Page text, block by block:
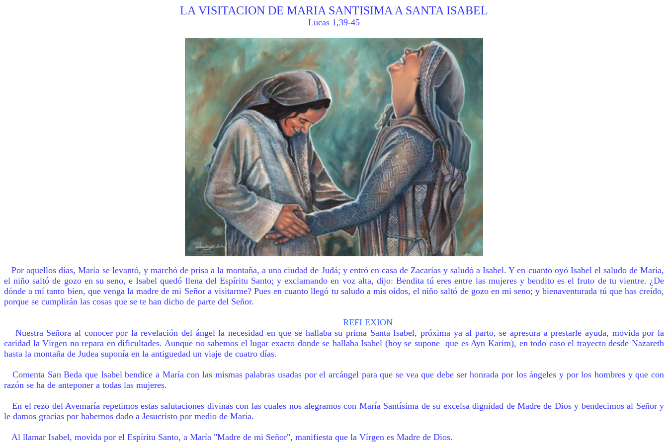
LA VISITACION DE MARIA SANTISIMA A SANTA ISABEL
Lucas 1,39-45
Por aquellos días, María se levantó, y marchó de prisa a la montaña, a una ciudad de Judá; y entró en casa de Zacarías y saludó a Isabel. Y en cuanto oyó Isabel el saludo de María,
el niño saltó de gozo en su seno, e Isabel quedó llena del Espíritu Santo; y exclamando en voz alta, dijo: Bendita tú eres entre las mujeres y bendito es el fruto de tu vientre. ¿De
dónde a mí tanto bien, que venga la madre de mi Señor a visitarme? Pues en cuanto llegó tu saludo a mis oídos, el niño saltó de gozo en mi seno; y bienaventurada tú que has creído,
porque se cumplirán las cosas que se te han dicho de parte del Señor.
REFLEXION
Nuestra Señora al conocer por la revelación del ángel la necesidad en que se hallaba su prima Santa Isabel, próxima ya al parto, se apresura a prestarle ayuda, movida por la
caridad la Vírgen no repara en dificultades. Aunque no sabemos el lugar exacto donde se hallaba Isabel (hoy se supone que es Ayn Karim), en todo caso el trayecto desde Nazareth
hasta la montaña de Judea suponía en la antiguedad un viaje de cuatro días.
Comenta San Beda que Isabel bendice a María con las mismas palabras usadas por el arcángel para que se vea que debe ser honrada por los ángeles y por los hombres y que con
razón se ha de anteponer a todas las mujeres.
En el rezo del Avemaría repetimos estas salutaciones divinas con las cuales nos alegramos con María Santísima de su excelsa dignidad de Madre de Dios y bendecimos al Señor y
le damos gracias por habernos dado a Jesucristo por medio de María.
Al llamar Isabel, movida por el Espíritu Santo, a María "Madre de mi Señor", manifiesta que la Vírgen es Madre de Dios.